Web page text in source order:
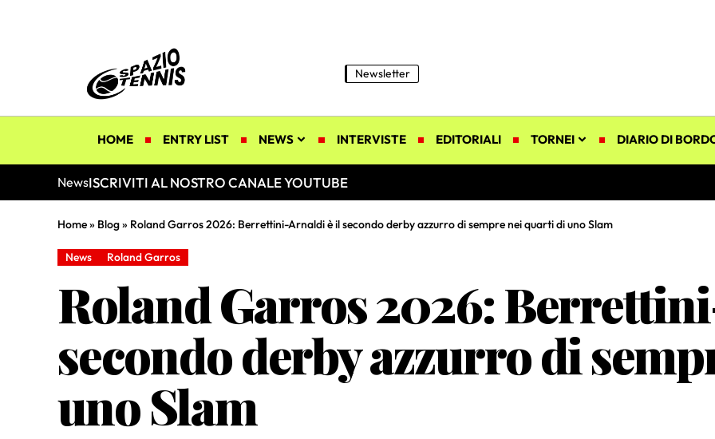
Newsletter
HOME ENTRY LIST NEWS INTERVISTE EDITORIALI TORNEI DIARIO DI
NewsISCRIVITI AL NOSTRO CANALE YOUTUBE
Home» Blog» Roland Garros 2026: Berrettini-Arnaldi è il secondo derby azzurro di sempre nei quarti di uno Slam
News Roland Garros
Roland Garros 2026:
secondo derby azzurro di
uno Slam